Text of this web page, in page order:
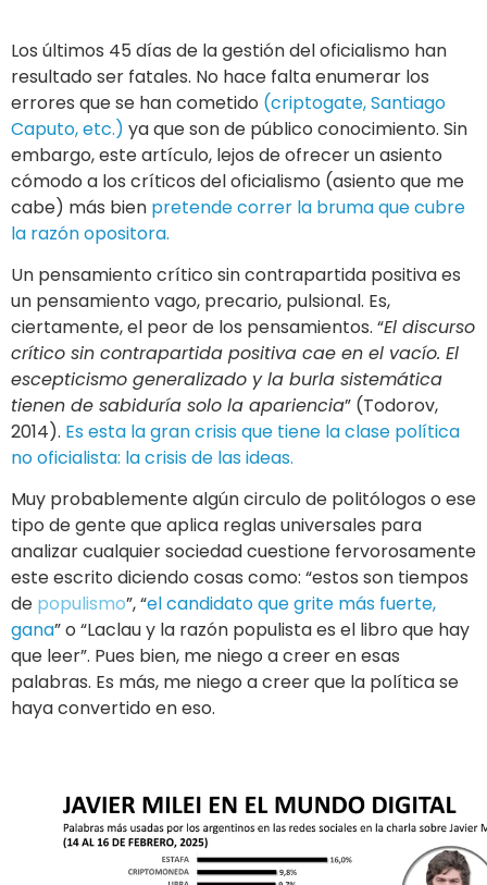
Los últimos 45 días de la gestión del oficialismo han
resultado ser fatales. No hace falta enumerar los
errores que se han cometido (criptogate, Santiago
Caputo, etc.) ya que son de público conocimiento. Sin
embargo, este artículo, lejos de ofrecer un asiento
cómodo a los críticos del oficialismo (asiento que me
cabe) más bien pretende correr la bruma que cubre
la razón opositora.
Un pensamiento crítico sin contrapartida positiva es
un pensamiento vago, precario, pulsional. Es,
ciertamente, el peor de los pensamientos. “El discurso
crítico sin contrapartida positiva cae en el vacío. El
escepticismo generalizado y la burla sistemática
tienen de sabiduría solo la apariencia” (Todorov,
2014). Es esta la gran crisis que tiene la clase política
no oficialista: la crisis de las ideas.
Muy probablemente algún circulo de politólogos o ese
tipo de gente que aplica reglas universales para
analizar cualquier sociedad cuestione fervorosamente
este escrito diciendo cosas como: “estos son tiempos
de populismo”, “el candidato que grite más fuerte,
gana” o “Laclau y la razón populista es el libro que hay
que leer”. Pues bien, me niego a creer en esas
palabras. Es más, me niego a creer que la política se
haya convertido en eso.